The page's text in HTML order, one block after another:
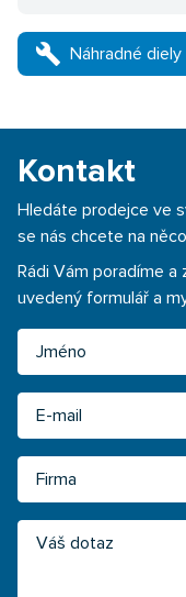
build Náhradné
Kontakt
Hledáte prodejce ve
se nás chcete na
Rádi Vám poradíme
uvedený formulář a
Jméno
Váš dotaz